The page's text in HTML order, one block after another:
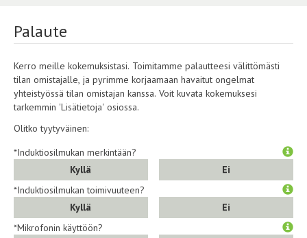
Palaute
Kerro meille kokemuksistasi. Toimitamme palautteesi välittömästi
tilan omistajalle, ja pyrimme korjaamaan havaitut ongelmat
yhteistyössä tilan omistajan kanssa. Voit kuvata kokemuksesi
tarkemmin 'Lisätietoja' osiossa.
Olitko tyytyväinen:
*Induktiosilmukan merkintään?
Kyllä
Ei
*Induktiosilmukan toimivuuteen?
Kyllä
Ei
*Mikrofonin käyttöön?